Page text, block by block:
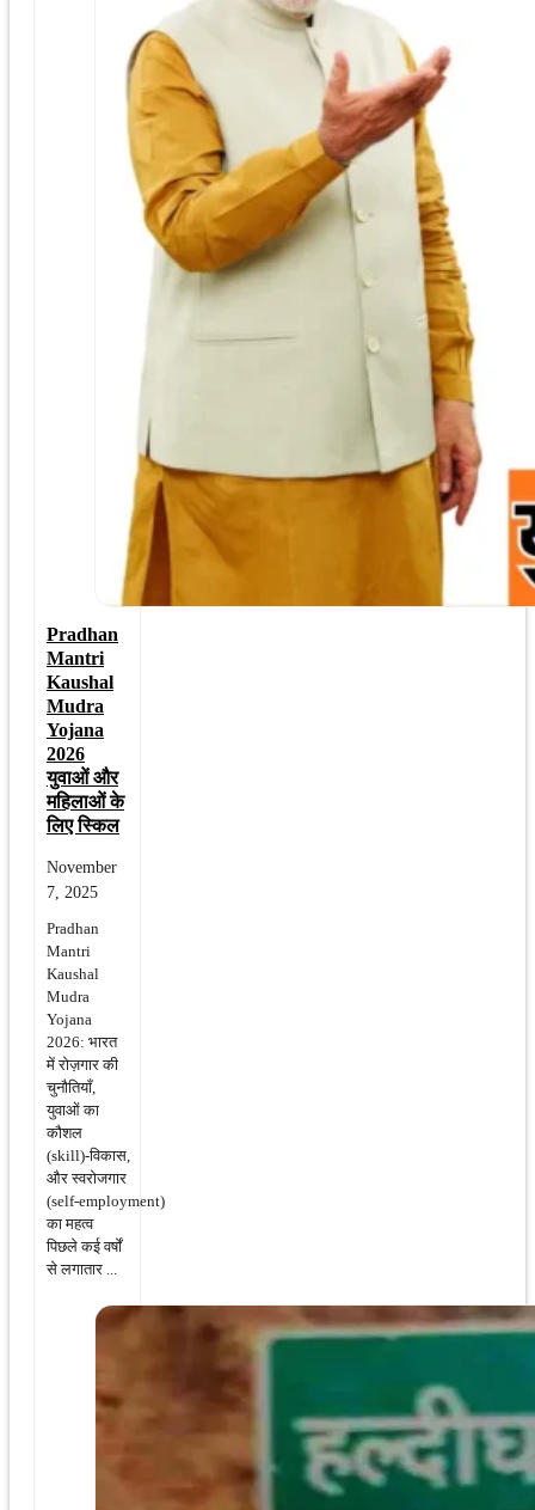
Pradhan
Mantri
Kaushal
Mudra
Yojana
2026
युवाओं और
महिलाओं के
लिए स्किल
November
7, 2025
Pradhan
Mantri
Kaushal
Mudra
Yojana
2026: भारत
में रोज़गार की
चुनौतियाँ,
युवाओं का
कौशल
(skill)‑विकास,
और स्वरोजगार
(self‑employment)
का महत्व
पिछले कई वर्षों
से लगातार ...